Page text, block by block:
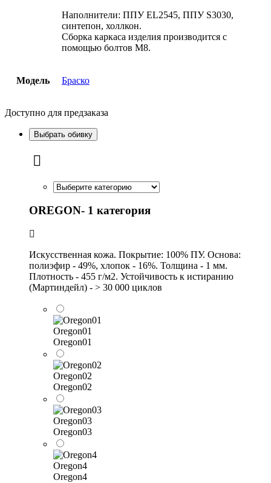
Наполнители: ППУ EL2545, ППУ S3030,
синтепон, холлкон.
Сборка каркаса изделия производится с
помощью болтов М8.
Модель Браско
Доступно для предзаказа
Выбрать обивку
OREGON- 1 категория
Искусственная кожа. Покрытие: 100% ПУ. Основа:
полиэфир - 49%, хлопок - 16%. Толщина - 1 мм.
Плотность - 455 г/м2. Устойчивость к истиранию
(Мартиндейл) - > 30 000 циклов
Oregon01
Oregon01
Oregon02
Oregon02
Oregon03
Oregon03
Oregon4
Oregon4